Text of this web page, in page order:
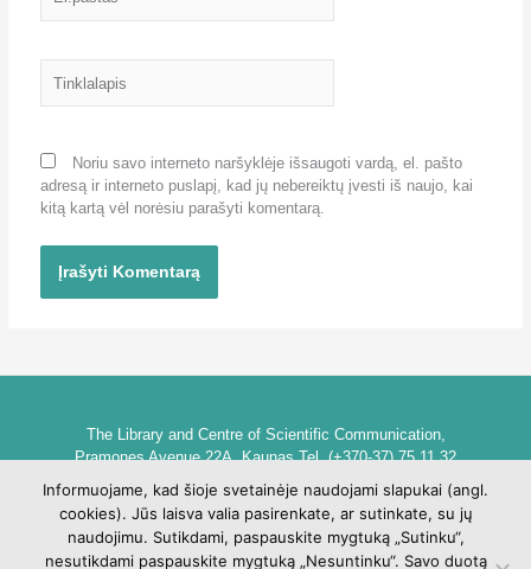
Noriu savo interneto naršyklėje išsaugoti vardą, el. pašto
adresą ir interneto puslapį, kad jų nebereiktų įvesti iš naujo, kai
kitą kartą vėl norėsiu parašyti komentarą.
The Library and Centre of Scientific Communication,
Pramones Avenue 22A, Kaunas Tel. (+370-37) 75 11 32
biblioteka@go.kauko.lt
Head of the Library dr. Lina Šarlauskienė
Kauno kolegijos biblioteka ir mokslinės komunikacijos centras,
Pramonės pr. 22A, Kaunas Tel. +370 (37) 75 11 32
Informuojame, kad šioje svetainėje naudojami slapukai (angl.
cookies). Jūs laisva valia pasirenkate, ar sutinkate, su jų
naudojimu. Sutikdami, paspauskite mygtuką „Sutinku“,
nesutikdami paspauskite mygtuką „Nesuntinku“. Savo duotą